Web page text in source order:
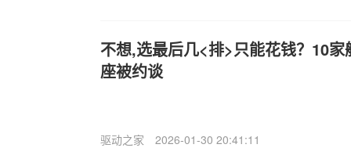
不想,选最后几<排>只能花钱？10
座被约谈
驱动之家 2026-01-30 20:41:11